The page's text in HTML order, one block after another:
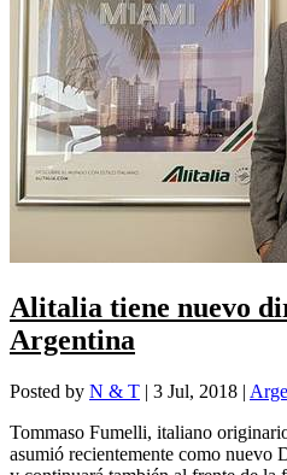
Alitalia tiene nuevo
Argentina
Posted by N & T | 3 Jul, 2018 |
Tommaso Fumelli, italiano
asumió recientemente como nuevo